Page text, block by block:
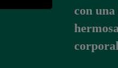
con
corporal